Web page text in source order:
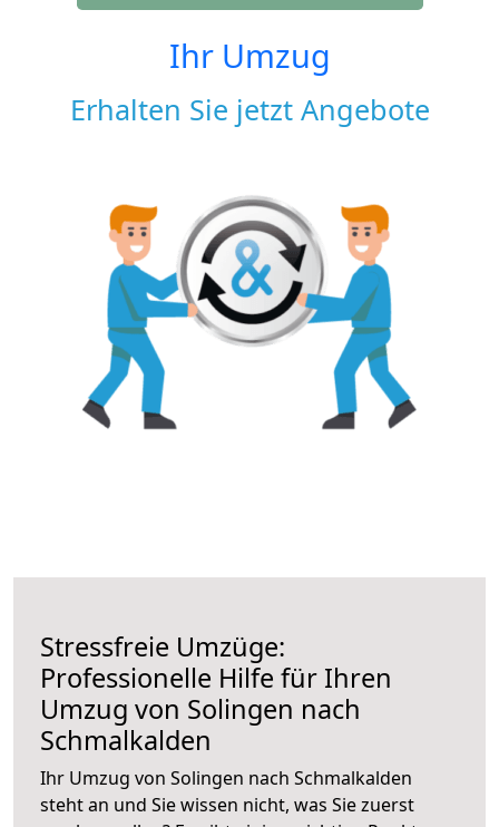
Ihr Umzug
Erhalten Sie jetzt Angebote
Stressfreie Umzüge:
Professionelle Hilfe für Ihren
Umzug von Solingen nach
Schmalkalden
Ihr Umzug von Solingen nach Schmalkalden
steht an und Sie wissen nicht, was Sie zuerst